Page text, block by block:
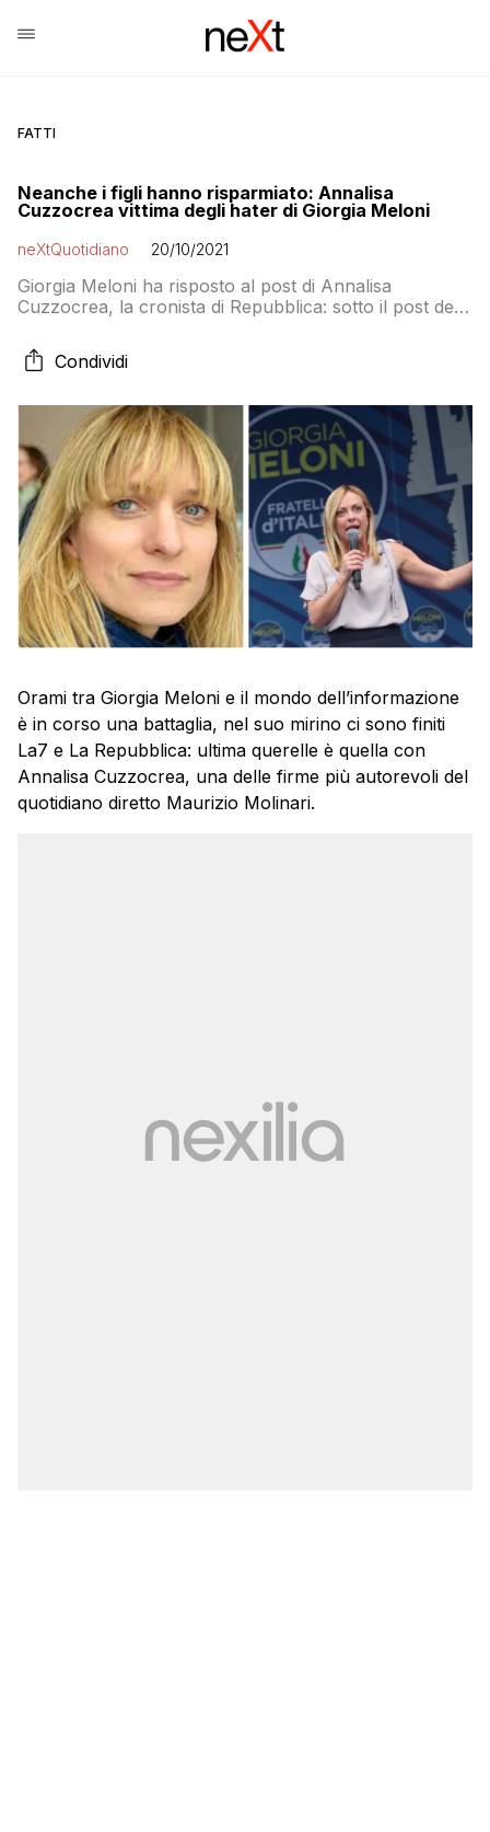
FATTI
Neanche i figli hanno risparmiato: Annalisa
Cuzzocrea vittima degli hater di Giorgia Meloni
neXtQuotidiano 20/10/2021
Giorgia Meloni ha risposto al post di Annalisa
Cuzzocrea, la cronista di Repubblica: sotto il post della
giornalisti
Condividi
Orami tra Giorgia Meloni e il mondo dell’informazione
è in corso una battaglia, nel suo mirino ci sono finiti
La7 e La Repubblica: ultima querelle è quella con
Annalisa Cuzzocrea, una delle firme più autorevoli del
quotidiano diretto Maurizio Molinari.